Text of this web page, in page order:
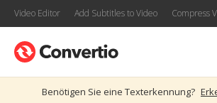
Video Editor Add Subtitles to Video Compress
Benötigen Sie eine Texterkennung?